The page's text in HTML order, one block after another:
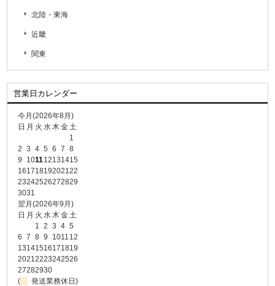
北陸・東海
近畿
関東
営業日カレンダー
今月(2026年8月)
日 月 火 水木金土
1
2 3 4 5 6 7 8
9
101112131415
16171819202122
23242526272829
3031
翌月(2026年9月)
日 月 火 水木金土
1 2 3 4 5
6 7 8 9 1011 12
13141516171819
20212223242526
27282930
(
発送業務休日)